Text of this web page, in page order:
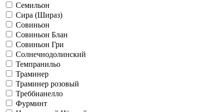
Семильон
Сира (Шираз)
Совиньон
Совиньон Блан
Совиньон Гри
Солнечнодолинский
Темпранильо
Траминер
Траминер розовый
Треббианелло
Фурминт